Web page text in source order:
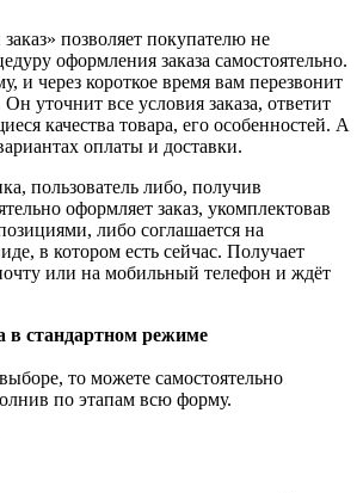
позволяет покупателю не
оформления заказа самостоятельно.
и через короткое время вам перезвонит
уточнит все условия заказа, ответит
качества товара, его особенностей. А
оплаты и доставки.
пользователь либо, получив
оформляет заказ, укомплектовав
либо соглашается на
в котором есть сейчас. Получает
или на мобильный телефон и ждёт
в стандартном режиме
то можете самостоятельно
по этапам всю форму.